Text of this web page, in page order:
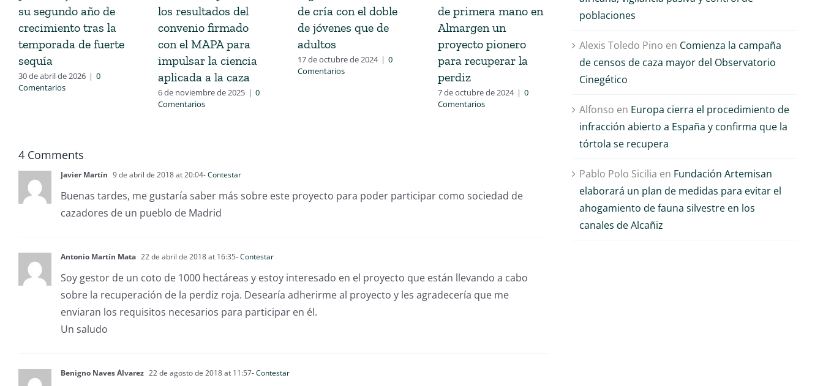
su segundo año de
crecimiento tras la
temporada de fuerte
sequía
30 de abril de 2026 | 0
Comentarios
los resultados del
convenio firmado
con el MAPA para
impulsar la ciencia
aplicada a la caza
6 de noviembre de 2025 | 0
Comentarios
de cría con el doble
de jóvenes que de
adultos
17 de octubre de 2024 | 0
Comentarios
de primera mano en
Almargen un
proyecto pionero
para recuperar la
perdiz
7 de octubre de 2024 | 0
Comentarios
su segundo año de
temporada de fuerte
sequía
30 de abril de 2026
Comentarios
con el MAPA para
impulsar la ciencia
Comentarios
4 Comments
Javier Martín 9 de abril de 2018 at 20:04- Contestar
Buenas tardes, me gustaría saber más sobre este proyecto para poder participar como sociedad de
cazadores de un pueblo de Madrid
Antonio Martín Mata 22 de abril de 2018 at 16:35- Contestar
Soy gestor de un coto de 1000 hectáreas y estoy interesado en el proyecto que están llevando a cabo
sobre la recuperación de la perdiz roja. Desearía adherirme al proyecto y les agradecería que me
enviaran los requisitos necesarios para participar en él.
Un saludo
Benigno Naves Álvarez 22 de agosto de 2018 at 11:57- Contestar
poblaciones
Alexis Toledo Pino en Comienza la campaña
de censos de caza mayor del Observatorio
Cinegético
Alfonso en Europa cierra el procedimiento de
infracción abierto a España y confirma que la
tórtola se recupera
Pablo Polo Sicilia en Fundación Artemisan
elaborará un plan de medidas para evitar el
ahogamiento de fauna silvestre en los
canales de Alcañiz